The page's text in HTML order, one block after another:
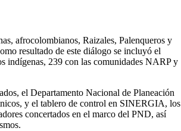
afrocolombianos, Raizales, Palenqueros y
resultado de este diálogo se incluyó el
indígenas, 239 con las comunidades NARP y
el Departamento Nacional de Planeación
y el tablero de control en SINERGIA, los
concertados en el marco del PND, así